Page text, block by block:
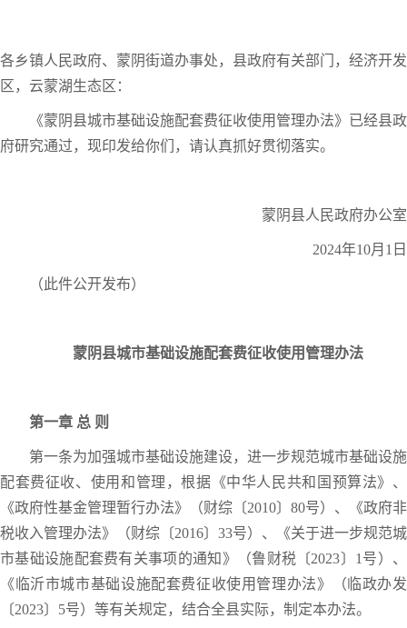
各乡镇人民政府、蒙阴街道办事处，县政府有关部门，经济开发
区，云蒙湖生态区：
《蒙阴县城市基础设施配套费征收使用管理办法》已经县政
府研究通过，现印发给你们，请认真抓好贯彻落实。
蒙阴县人民政府办公室
2024年10月1日
（此件公开发布）
蒙阴县城市基础设施配套费征收使用管理办法
第一章 总 则
第一条为加强城市基础设施建设，进一步规范城市基础设施
配套费征收、使用和管理，根据《中华人民共和国预算法》、
《政府性基金管理暂行办法》（财综〔2010〕80号）、《政府非
税收入管理办法》（财综〔2016〕33号）、《关于进一步规范城
市基础设施配套费有关事项的通知》（鲁财税〔2023〕1号）、
《临沂市城市基础设施配套费征收使用管理办法》（临政办发
〔2023〕5号）等有关规定，结合全县实际，制定本办法。